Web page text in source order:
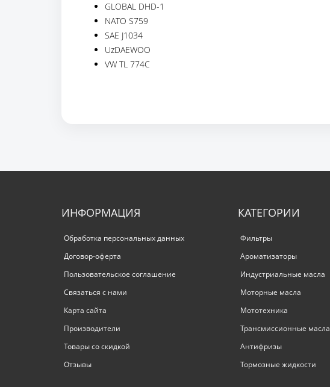
GLOBAL DHD-1
NATO S759
SAE J1034
UzDAEWOO
VW TL 774C
ИНФОРМАЦИЯ
Обработка персональных данных
Договор-оферта
Пользовательское соглашение
Связаться с нами
Карта сайта
Производители
Товары со скидкой
Отзывы
КАТЕГОРИИ
Фильтры
Ароматизаторы
Индустриальные масла
Моторные масла
Мототехника
Трансмиссионные масла
Антифризы
Тормозные жидкости